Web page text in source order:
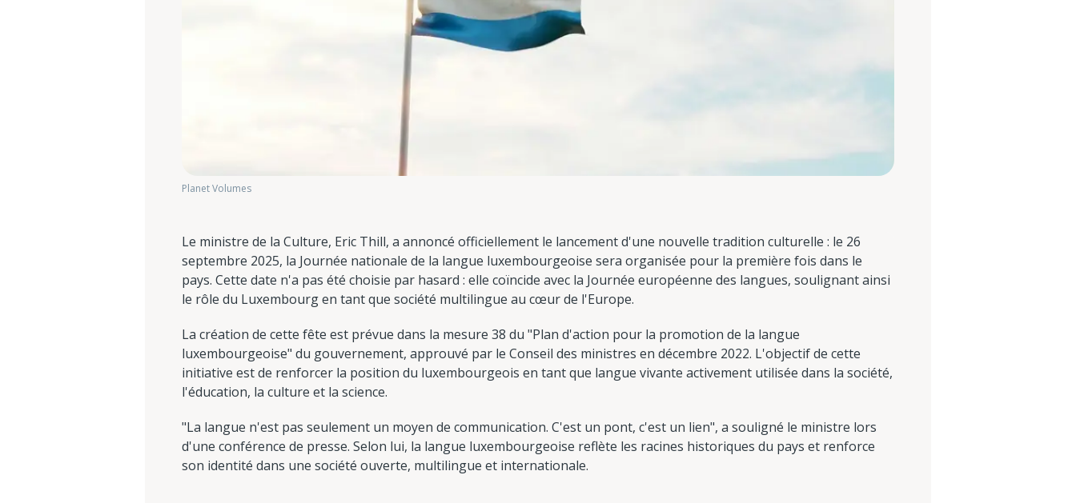
Planet Volumes
Le ministre de la Culture, Eric Thill, a annoncé officiellement le lancement d'une nouvelle tradition culturelle : le 26
septembre 2025, la Journée nationale de la langue luxembourgeoise sera organisée pour la première fois dans le
pays. Cette date n'a pas été choisie par hasard : elle coïncide avec la Journée européenne des langues, soulignant ainsi
le rôle du Luxembourg en tant que société multilingue au cœur de l'Europe.
La création de cette fête est prévue dans la mesure 38 du "Plan d'action pour la promotion de la langue
luxembourgeoise" du gouvernement, approuvé par le Conseil des ministres en décembre 2022. L'objectif de cette
initiative est de renforcer la position du luxembourgeois en tant que langue vivante activement utilisée dans la société,
l'éducation, la culture et la science.
"La langue n'est pas seulement un moyen de communication. C'est un pont, c'est un lien", a souligné le ministre lors
d'une conférence de presse. Selon lui, la langue luxembourgeoise reflète les racines historiques du pays et renforce
son identité dans une société ouverte, multilingue et internationale.